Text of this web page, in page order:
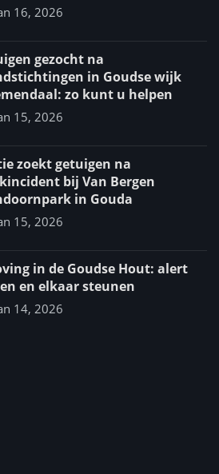
16, 2026
gezocht na
in Goudse wijk
zo kunt u helpen
15, 2026
zoekt getuigen na
bij Van Bergen
in Gouda
15, 2026
in de Goudse Hout: alert
en elkaar steunen
14, 2026